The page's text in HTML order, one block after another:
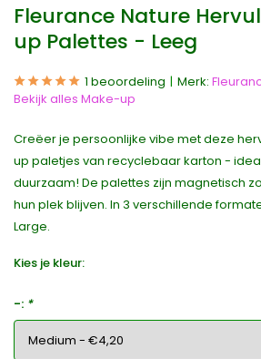
Fleurance Nature
up Palettes - Leeg
1 beoordeling Merk:
Bekijk alles Make-up
Creëer je persoonlijke vibe met deze
up paletjes van recyclebaar karton -
duurzaam! De palettes zijn magnetisch
hun plek blijven. In 3 verschillende
Large.
Kies je kleur:
-: *